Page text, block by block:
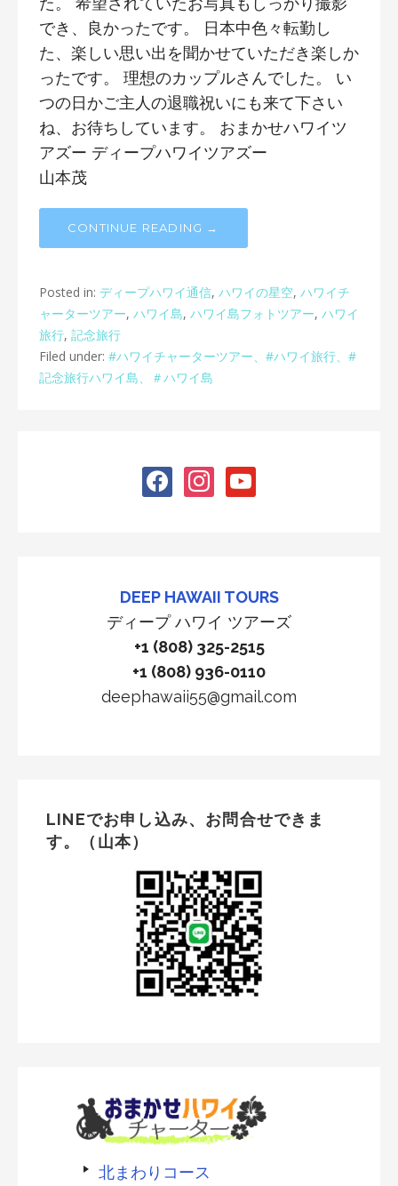
でき、良かったです。 日本中色々転勤し
た、楽しい思い出を聞かせていただき楽しか
ったです。 理想のカップルさんでした。 い
つの日かご主人の退職祝いにも来て下さい
ね、お待ちしています。 おまかせハワイツ
アズー ディープハワイツアズー
山本茂
CONTINUE READING →
Posted in: ディープハワイ通信, ハワイの星空, ハワイチ
ャーターツアー, ハワイ島, ハワイ島フォトツアー, ハワイ
旅行, 記念旅行
Filed under: #ハワイチャーターツアー、#ハワイ旅行、#
記念旅行ハワイ島、＃ハワイ島
facebookinstagramyoutube
DEEP HAWAII TOURS
ディープ ハワイ ツアーズ
+1 (808) 325-2515
+1 (808) 936-0110
deephawaii55@gmail.com
LINEでお申し込み、お問合せできま
す。（山本）
北まわりコース